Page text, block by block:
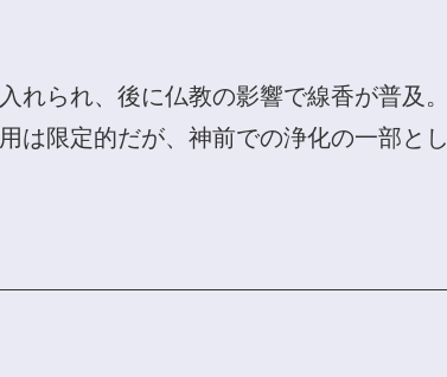
れられ、後に仏教の影響で線香が普及。
は限定的だが、神前での浄化の一部とし